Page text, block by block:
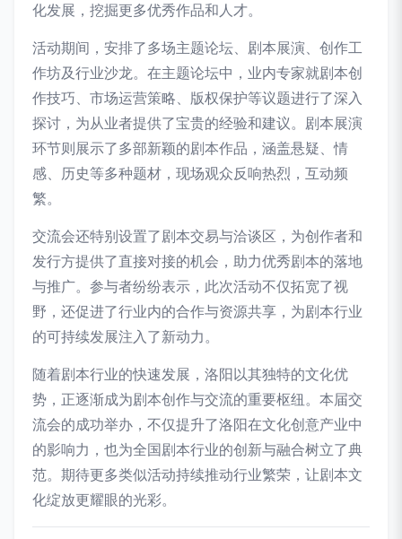
化发展，挖掘更多优秀作品和人才。
活动期间，安排了多场主题论坛、剧本展演、创作工
作坊及行业沙龙。在主题论坛中，业内专家就剧本创
作技巧、市场运营策略、版权保护等议题进行了深入
探讨，为从业者提供了宝贵的经验和建议。剧本展演
环节则展示了多部新颖的剧本作品，涵盖悬疑、情
感、历史等多种题材，现场观众反响热烈，互动频
繁。
交流会还特别设置了剧本交易与洽谈区，为创作者和
发行方提供了直接对接的机会，助力优秀剧本的落地
与推广。参与者纷纷表示，此次活动不仅拓宽了视
野，还促进了行业内的合作与资源共享，为剧本行业
的可持续发展注入了新动力。
随着剧本行业的快速发展，洛阳以其独特的文化优
势，正逐渐成为剧本创作与交流的重要枢纽。本届交
流会的成功举办，不仅提升了洛阳在文化创意产业中
的影响力，也为全国剧本行业的创新与融合树立了典
范。期待更多类似活动持续推动行业繁荣，让剧本文
化绽放更耀眼的光彩。